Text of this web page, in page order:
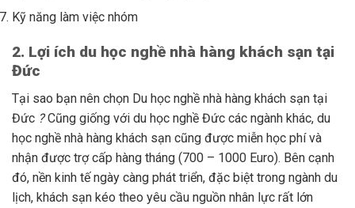
Kỹ năng làm việc nhóm
2. Lợi ích du học nghề nhà hàng khách sạn tại
Đức
Tại sao bạn nên chọn Du học nghề nhà hàng khách sạn tại
Đức ?Cũng giống với du học nghề Đức các ngành khác, du
học nghề nhà hàng khách sạn cũng được miễn học phí và
nhận được trợ cấp hàng tháng (700 – 1000 Euro). Bên cạnh
đó, nền kinh tế ngày càng phát triển, đặc biệt trong ngành du
lịch, khách sạn kéo theo yêu cầu nguồn nhân lực rất lớn